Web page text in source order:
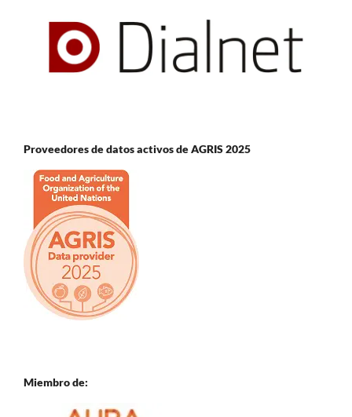
Proveedores de datos activos de AGRIS 2025
Miembro de: